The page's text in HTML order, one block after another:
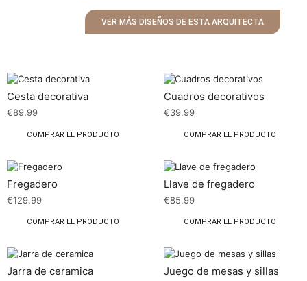
VER MÁS DISEÑOS DE ESTA ARQUITECTA
Cesta decorativa
€89.99
COMPRAR EL PRODUCTO
Cuadros decorativos
€39.99
COMPRAR EL PRODUCTO
Fregadero
€129.99
COMPRAR EL PRODUCTO
Llave de fregadero
€85.99
COMPRAR EL PRODUCTO
Jarra de ceramica Juego de mesas y sillas